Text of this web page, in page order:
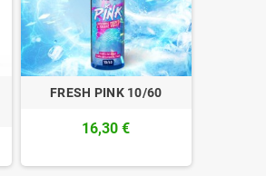
FRESH PINK 10/60
16,30 €